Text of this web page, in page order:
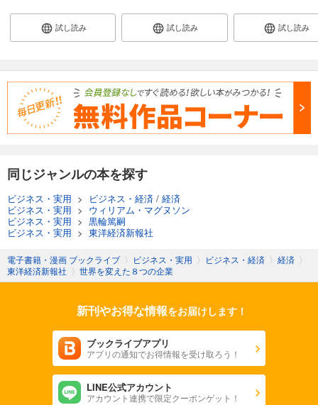
試し読み 試し読み 試し読み
同じジャンルの本を探す
ビジネス・実用 > ビジネス・経済 / 経済
ビジネス・実用 > ウィリアム・マグヌソン
ビジネス・実用 > 黒輪篤嗣
ビジネス・実用 > 東洋経済新報社
電子書籍・漫画 ブックライブ 〉 ビジネス・実用 〉 ビジネス・経済 〉 経済 〉
東洋経済新報社 〉 世界を変えた８つの企業
新刊やお得な情報をお届けします！
ブックライブアプリ
アプリの通知でお得情報を受け取ろう！
LINE公式アカウント
アカウント連携で限定クーポンゲット！